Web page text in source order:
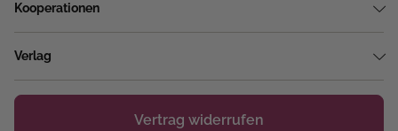
Kooperationen
Verlag
Vertrag widerrufen